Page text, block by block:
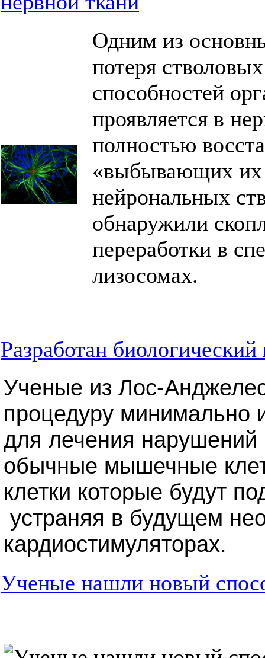
Одним из
потеря
способностей
проявляется в
полностью
«выбывающих их
нейрональных
обнаружили
переработки в
лизосомах.
Разработан
Ученые из Лос-
процедуру минимально
для лечения
обычные мышечные
клетки которые будут
устраняя в будущем
кардиостимуляторах.
Ученые нашли новый